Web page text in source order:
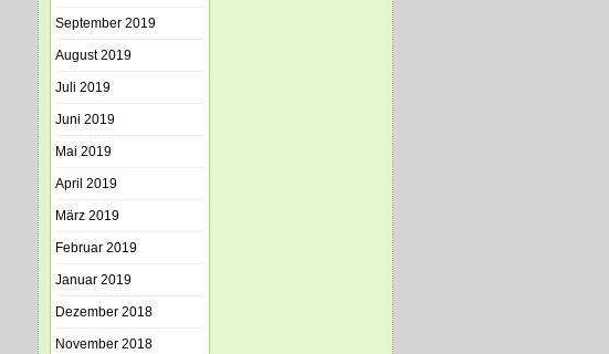
September 2019
August 2019
Juli 2019
Juni 2019
Mai 2019
April 2019
März 2019
Februar 2019
Januar 2019
Dezember 2018
November 2018